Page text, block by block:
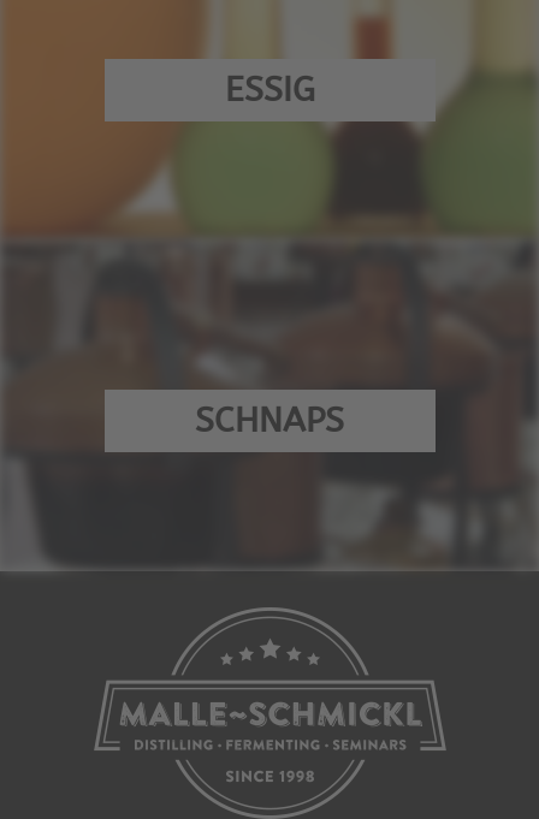
ESSIG
SCHNAPS